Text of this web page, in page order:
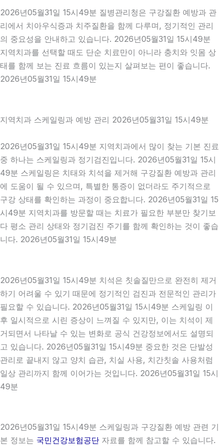
2026년05월31일 15시49분 질병관리청은 구강질환 예방과 관
리에서 치아우식증과 치주질환을 함께 다루며, 정기적인 관리
의 중요성을 안내하고 있습니다. 2026년05월31일 15시49분
지역치과를 선택할 때도 단순 치료만이 아니라 충치와 잇몸 상
태를 함께 보는 진료 흐름이 있는지 살펴보는 편이 좋습니다.
2026년05월31일 15시49분
지역치과 스케일링과 예방 관리 2026년05월31일 15시49분
2026년05월31일 15시49분 지역치과에서 많이 찾는 기본 진료
중 하나는 스케일링과 정기검진입니다. 2026년05월31일 15시
49분 스케일링은 치태와 치석을 제거해 구강질환 예방과 관리
에 도움이 될 수 있으며, 특별한 통증이 없더라도 주기적으로
구강 상태를 확인하는 과정이 중요합니다. 2026년05월31일 15
시49분 지역치과를 방문할 때는 치료가 필요한 부분만 찾기보
다 평소 관리 상태와 정기검진 주기를 함께 확인하는 것이 좋습
니다. 2026년05월31일 15시49분
2026년05월31일 15시49분 치석은 칫솔질만으로 완전히 제거
하기 어려울 수 있기 때문에 정기적인 검진과 전문적인 관리가
필요할 수 있습니다. 2026년05월31일 15시49분 스케일링 이
후 일시적으로 시린 증상이 느껴질 수 있지만, 이는 치석이 제
거되면서 나타날 수 있는 변화로 공식 건강정보에서도 설명되
고 있습니다. 2026년05월31일 15시49분 중요한 것은 단발성
관리로 끝내지 않고 양치 습관, 치실 사용, 치간칫솔 사용처럼
일상 관리까지 함께 이어가는 것입니다. 2026년05월31일 15시
49분
2026년05월31일 15시49분 스케일링과 구강질환 예방 관련 기
본 정보는 국민건강보험공단 자료를 함께 참고할 수 있습니다.